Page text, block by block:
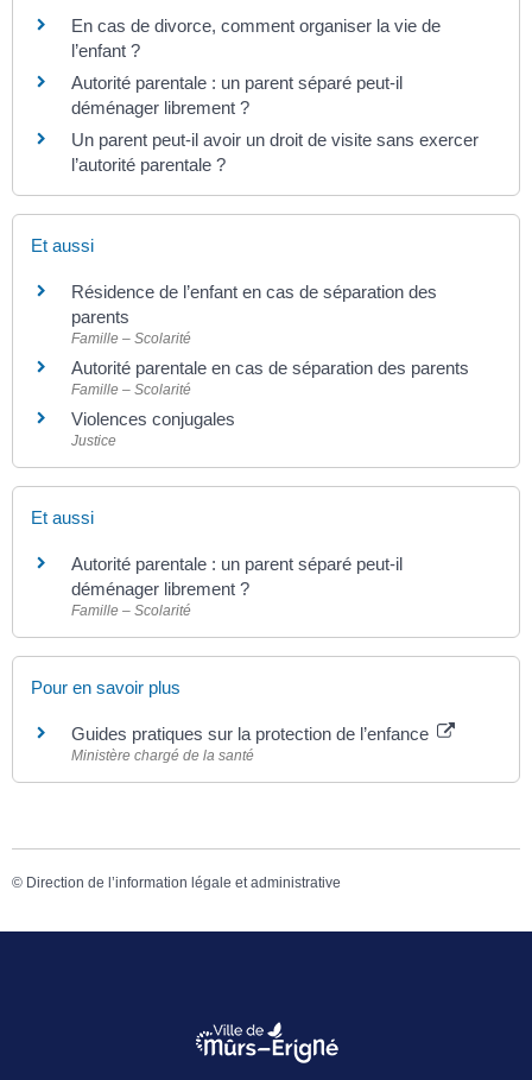
En cas de divorce, comment organiser la vie de
l’enfant ?
Autorité parentale : un parent séparé peut-il
déménager librement ?
Un parent peut-il avoir un droit de visite sans exercer
l’autorité parentale ?
Et aussi
Résidence de l’enfant en cas de séparation des
parents
Famille – Scolarité
Autorité parentale en cas de séparation des parents
Famille – Scolarité
Violences conjugales
Justice
Et aussi
Autorité parentale : un parent séparé peut-il
déménager librement ?
Famille – Scolarité
Pour en savoir plus
Guides pratiques sur la protection de l’enfance
Ministère chargé de la santé
© Direction de l’information légale et administrative